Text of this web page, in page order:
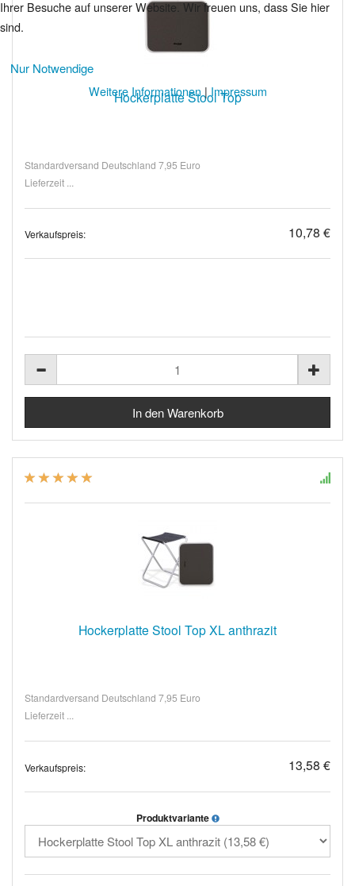
Hockerplatte Stool Top
Standardversand Deutschland 7,95 Euro
Lieferzeit ...
Verkaufspreis: 10,78 €
Hockerplatte Stool Top XL anthrazit
Standardversand Deutschland 7,95 Euro
Lieferzeit ...
Verkaufspreis: 13,58 €
Produktvariante
Ihrer Besuche auf unserer Website. Wir freuen uns, dass Sie hier
sind.
Nur Notwendige
Weitere Informationen | Impressum